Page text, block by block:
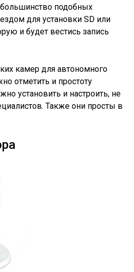
подобных
для установки SD или
и будет вестись запись
камер для автономного
отметить и простоту
установить и настроить, не
Также они просты в